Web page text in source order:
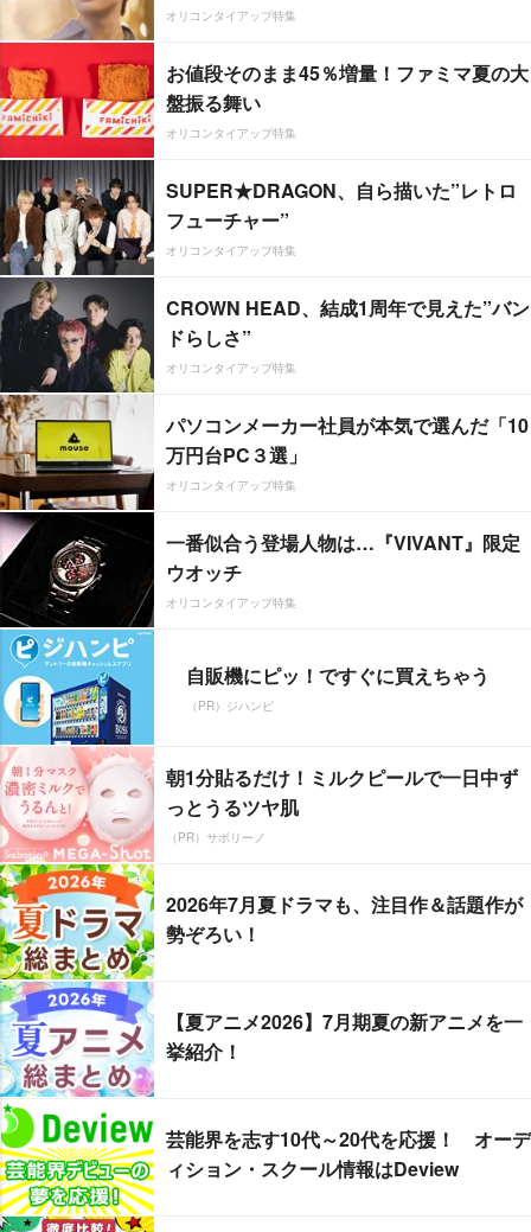
オリコンタイアップ特集
お値段そのまま45％増量！ファミマ夏の大
盤振る舞い
オリコンタイアップ特集
SUPER★DRAGON、自ら描いた”レトロ
フューチャー”
オリコンタイアップ特集
CROWN HEAD、結成1周年で見えた”バン
ドらしさ”
オリコンタイアップ特集
パソコンメーカー社員が本気で選んだ「10
万円台PC３選」
オリコンタイアップ特集
一番似合う登場人物は…『VIVANT』限定
ウオッチ
オリコンタイアップ特集
自販機にピッ！ですぐに買えちゃう
（PR）ジハンピ
朝1分貼るだけ！ミルクピールで一日中ず
っとうるツヤ肌
（PR）サボリーノ
2026年7月夏ドラマも、注目作＆話題作が
勢ぞろい！
【夏アニメ2026】7月期夏の新アニメを一
挙紹介！
芸能界を志す10代～20代を応援！ オーデ
ィション・スクール情報はDeview